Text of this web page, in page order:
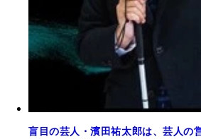
盲目の芸人・濱田祐太郎は、芸人の